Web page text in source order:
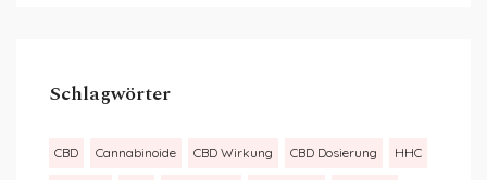
Schlagwörter
CBD Cannabinoide CBD Wirkung CBD Dosierung HHC